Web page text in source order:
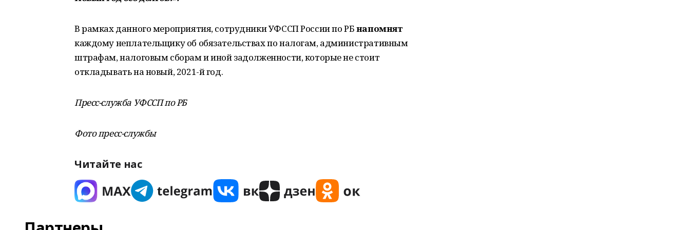
В рамках данного мероприятия, сотрудники УФССП России по РБнапомнят
каждому неплательщику об обязательствах по налогам, административным
штрафам, налоговым сборам и иной задолженности, которые не стоит
откладывать на новый, 2021-й год.
Пресс-служба УФССП по РБ
Фото пресс-службы
Читайте нас